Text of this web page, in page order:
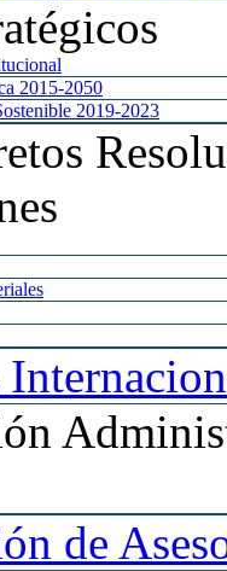
2015-2050
2019-2023
de